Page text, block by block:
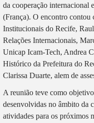
da cooperação internacional
(França). O encontro contou
Institucionais do Recife,
Relações Internacionais,
Unicap Icam-Tech, Andrea
Histórico da Prefeitura do
Clarissa Duarte, alem de
A reunião teve como
desenvolvidas no âmbito da
atividades para os próximos